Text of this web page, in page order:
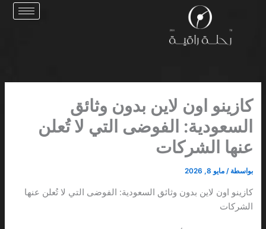
كازينو اون لاين بدون وثائق
السعودية: الفوضى التي لا تُعلن
عنها الشركات
بواسطة /مايو 8, 2026
كازينو اون لاين بدون وثائق السعودية: الفوضى التي لا تُعلن عنها
الشركات